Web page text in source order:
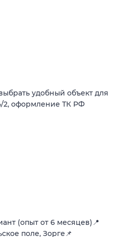
удобный объект для
2, оформление ТК РФ
(опыт от 6 месяцев)📍
поле, Зорге📌